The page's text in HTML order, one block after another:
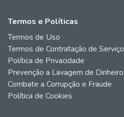
Termos e Políticas
Termos de Uso
Termos de Contratação de Serviço
Política de Privacidade
Prevenção a Lavagem de Dinheiro
Combate a Corrupção e Fraude
Política de Cookies